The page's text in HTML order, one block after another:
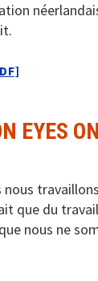
EYES ON
nous
que du
nous ne